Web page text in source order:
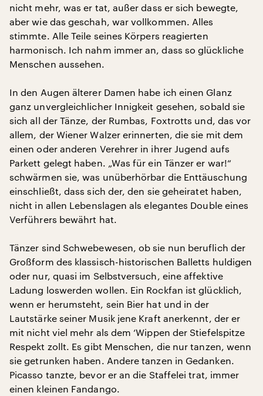
nicht mehr, was er tat, außer dass er sich bewegte,
aber wie das geschah, war vollkommen. Alles
stimmte. Alle Teile seines Körpers reagierten
harmonisch. Ich nahm immer an, dass so glückliche
Menschen aussehen.
In den Augen älterer Damen habe ich einen Glanz
ganz unvergleichlicher Innigkeit gesehen, sobald sie
sich all der Tänze, der Rumbas, Foxtrotts und, das vor
allem, der Wiener Walzer erinnerten, die sie mit dem
einen oder anderen Verehrer in ihrer Jugend aufs
Parkett gelegt haben. „Was für ein Tänzer er war!“
schwärmen sie, was unüberhörbar die Enttäuschung
einschließt, dass sich der, den sie geheiratet haben,
nicht in allen Lebenslagen als elegantes Double eines
Verführers bewährt hat.
Tänzer sind Schwebewesen, ob sie nun beruflich der
Großform des klassisch-historischen Balletts huldigen
oder nur, quasi im Selbstversuch, eine affektive
Ladung loswerden wollen. Ein Rockfan ist glücklich,
wenn er herumsteht, sein Bier hat und in der
Lautstärke seiner Musik jene Kraft anerkennt, der er
mit nicht viel mehr als dem ‘Wippen der Stiefelspitze
Respekt zollt. Es gibt Menschen, die nur tanzen, wenn
sie getrunken haben. Andere tanzen in Gedanken.
Picasso tanzte, bevor er an die Staffelei trat, immer
einen kleinen Fandango.